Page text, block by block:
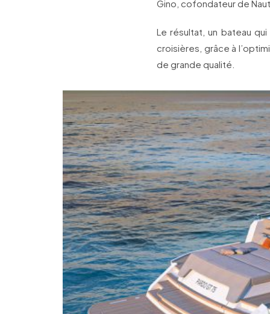
Gino, cofondateur de
Le résultat, un bateau
croisières, grâce à
de grande qualité.